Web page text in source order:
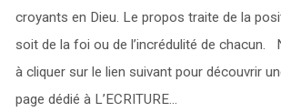
croyants en Dieu. Le propos traite de la
soit de la foi ou de l’incrédulité de chacun.
à cliquer sur le lien suivant pour découvrir
page dédié à L’ECRITURE…